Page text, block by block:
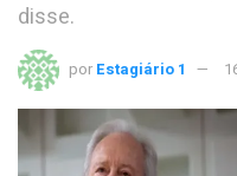
disse.
por Estagiário 1